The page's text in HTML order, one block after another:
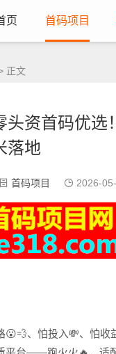
页 首码项目
正文
头资首码优
落地
首码项目 2026-
😮💨、怕投入💸、怕收